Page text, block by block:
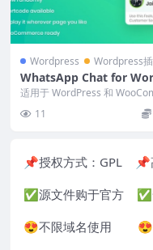
Wordpress Wordpress
WhatsApp Chat for
Press and
1.2.1
适用于 WordPress 和
11
📌授权方式： GPL 📌
✅源文件购于官方 ✅
😍不限域名使用 😍